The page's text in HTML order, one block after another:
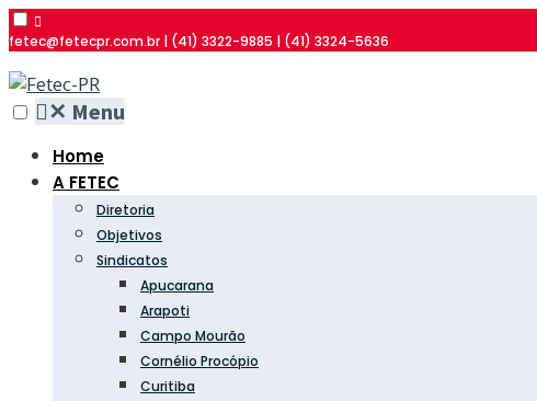
fetec@fetecpr.com.br | (41) 3322-9885 | (41) 3324-5636
✕ Menu
Home
A FETEC
Diretoria
Objetivos
Sindicatos
Apucarana
Arapoti
Campo Mourão
Cornélio Procópio
Curitiba